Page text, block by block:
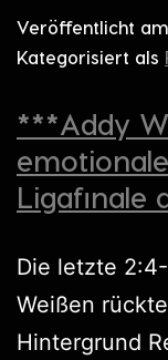
Veröffentlicht am
Kategorisiert als
***Addy
Ligafinale
Die letzte
Weißen
Hintergrund